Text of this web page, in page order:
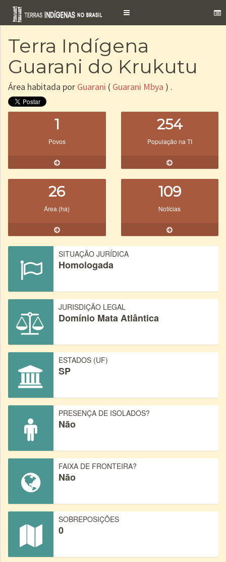
Toggle
Terra Indígena
Guarani do Krukutu
Área habitada por Guarani ( Guarani Mbya ) .
1
Povos
254
População na TI
26
Área (ha)
109
Notícias
SITUAÇÃO JURÍDICA
Homologada
JURISDIÇÃO LEGAL
Domínio Mata Atlântica
ESTADOS (UF)
SP
PRESENÇA DE ISOLADOS?
Não
FAIXA DE FRONTEIRA?
Não
SOBREPOSIÇÕES
0